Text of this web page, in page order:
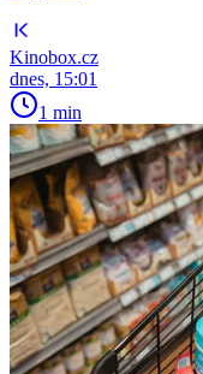
Kinobox.cz
dnes, 15:01
1 min